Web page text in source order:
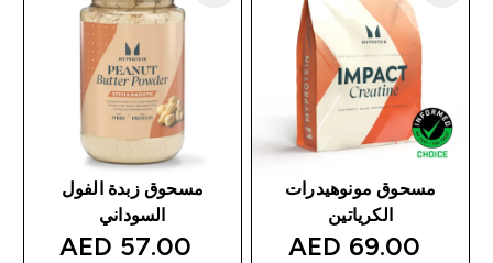
مسحوق مونوهيدرات
الكرياتين
discounted price
69.00 AED‎
مسحوق زبدة الفول
السوداني
price
57.00 AED‎